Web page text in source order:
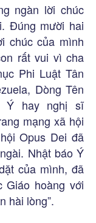
ngàn lời chúc
Đúng mười hai
chúc của mình
rất vui vì cha
Phi Luật Tân
Dòng Tên
Ý hay nghị sĩ
mạng xã hội
Opus Dei đã
Nhật báo Ý
của mình, đã
hoàng với
hài lòng”.